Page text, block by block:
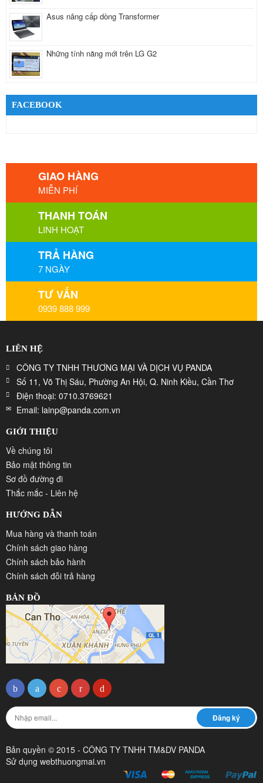
Asus nâng cấp dòng Transformer
Những tính năng mới trên LG G2
FACEBOOK
GIAO HÀNG
MIỄN PHÍ
THANH TOÁN
LINH HOẠT
TRẢ HÀNG
7 NGÀY
TƯ VẤN
0939 888 999
LIÊN HỆ
CÔNG TY TNHH THƯƠNG MẠI VÀ DỊCH VỤ PANDA
Số 11, Võ Thị Sáu, Phường An Hội, Q. Ninh Kiều, Cần Thơ
Điện thoại: 0710.3769621
Email: lainp@panda.com.vn
GIỚI THIỆU
Về chúng tôi
Bảo mật thông tin
Sơ đồ đường đi
Thắc mắc - Liên hệ
HƯỚNG DẪN
Mua hàng và thanh toán
Chính sách giao hàng
Chính sách bảo hành
Chính sách đỗi trả hàng
BẢN ĐỒ
Bản quyền © 2015 - CÔNG TY TNHH TM&DV PANDA
Sử dụng webthuongmai.vn